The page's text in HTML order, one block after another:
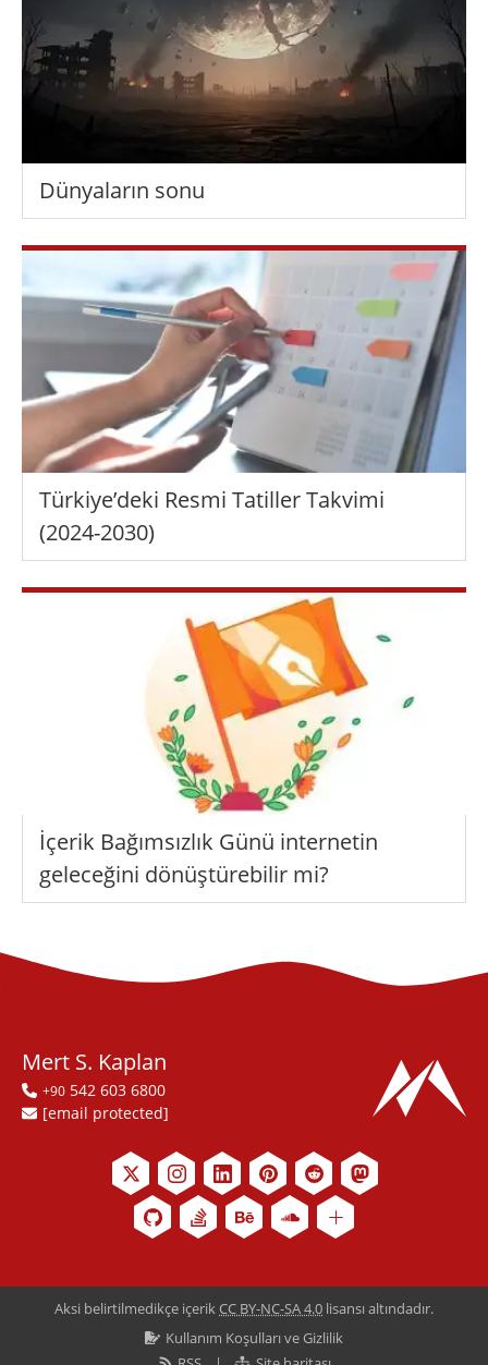
Dünyaların sonu
Türkiye’deki Resmi Tatiller Takvimi
(2024-2030)
İçerik Bağımsızlık Günü internetin
geleceğini dönüştürebilir mi?
Mert S. Kaplan
+90 542 603 6800
[email protected]
Aksi belirtilmedikçe içerik CC BY-NC-SA 4.0 lisansı altındadır.
Kullanım Koşulları ve Gizlilik